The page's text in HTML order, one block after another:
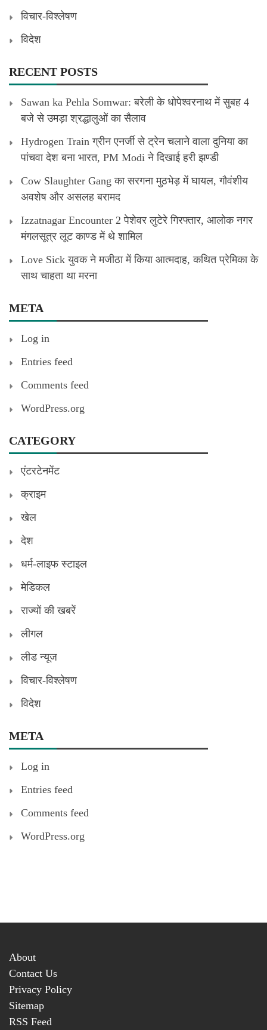
विचार-विश्लेषण
विदेश
RECENT POSTS
Sawan ka Pehla Somwar: बरेली के धोपेश्वरनाथ में सुबह 4
बजे से उमड़ा श्रद्धालुओं का सैलाव
Hydrogen Train ग्रीन एनर्जी से ट्रेन चलाने वाला दुनिया का
पांचवा देश बना भारत, PM Modi ने दिखाई हरी झण्डी
Cow Slaughter Gang का सरगना मुठभेड़ में घायल, गौवंशीय
अवशेष और असलह बरामद
Izzatnagar Encounter 2 पेशेवर लुटेरे गिरफ्तार, आलोक नगर
मंगलसूत्र लूट काण्‍ड में थे शामिल
Love Sick युवक ने मजीठा में किया आत्मदाह, कथित प्रेमिका के
साथ चाहता था मरना
META
Log in
Entries feed
Comments feed
WordPress.org
CATEGORY
एंटरटेनमेंट
क्राइम
खेल
देश
धर्म-लाइफ स्टाइल
मेडिकल
राज्यों की खबरें
लीगल
लीड न्यूज
विचार-विश्लेषण
विदेश
META
Log in
Entries feed
Comments feed
WordPress.org
About
Contact Us
Privacy Policy
Sitemap
RSS Feed